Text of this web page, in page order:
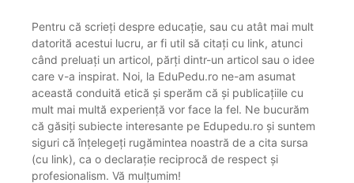
Pentru că scrieți despre educație, sau cu atât mai mult
datorită acestui lucru, ar fi util să citați cu link, atunci
când preluați un articol, părți dintr-un articol sau o idee
care v-a inspirat. Noi, la EduPedu.ro ne-am asumat
această conduită etică și sperăm că și publicațiile cu
mult mai multă experiență vor face la fel. Ne bucurăm
că găsiți subiecte interesante pe Edupedu.ro și suntem
siguri că înțelegeți rugămintea noastră de a cita sursa
(cu link), ca o declarație reciprocă de respect și
profesionalism. Vă mulțumim!